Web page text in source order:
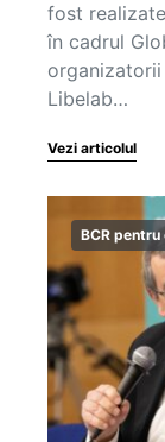
fost
în cadrul
Libelab…
Vezi articolul
BCR